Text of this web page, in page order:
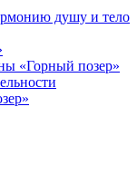
душу и тело
«Горный позер»